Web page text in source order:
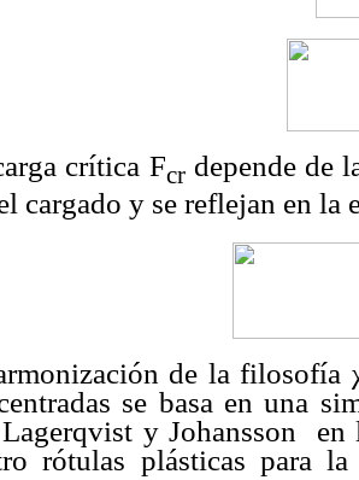
crítica Fcrdepende de
cargado y se reflejan en
de la filosofía
se basa en una
y Johansson
en
rótulas plásticas para